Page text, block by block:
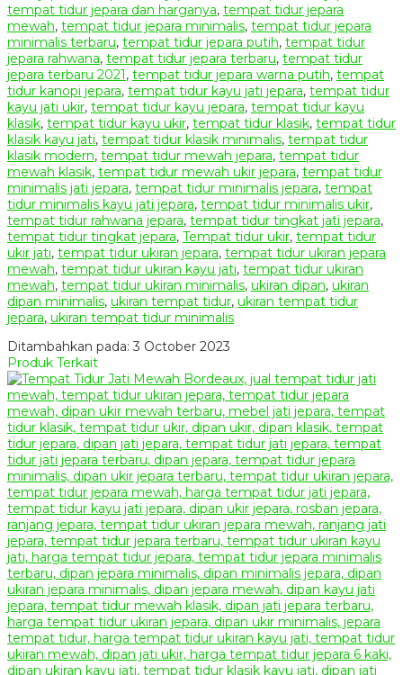
tempat tidur jepara dan harganya, tempat tidur jepara
mewah, tempat tidur jepara minimalis, tempat tidur jepara
minimalis terbaru, tempat tidur jepara putih, tempat tidur
jepara rahwana, tempat tidur jepara terbaru, tempat tidur
jepara terbaru 2021 , tempat tidur jepara warna putih, tempat
tidur kanopi jepara, tempat tidur kayu jati jepara, tempat tidur
kayu jati ukir, tempat tidur kayu jepara, tempat tidur kayu
klasik, tempat tidur kayu ukir, tempat tidur klasik, tempat tidur
klasik kayu jati, tempat tidur klasik minimalis, tempat tidur
klasik modern, tempat tidur mewah jepara, tempat tidur
mewah klasik, tempat tidur mewah ukir jepara, tempat tidur
minimalis jati jepara, tempat tidur minimalis jepara, tempat
tidur minimalis kayu jati jepara, tempat tidur minimalis ukir,
tempat tidur rahwana jepara, tempat tidur tingkat jati jepara,
tempat tidur tingkat jepara, Tempat tidur ukir, tempat tidur
ukir jati, tempat tidur ukiran jepara, tempat tidur ukiran jepara
mewah, tempat tidur ukiran kayu jati, tempat tidur ukiran
mewah, tempat tidur ukiran minimalis, ukiran dipan, ukiran
dipan minimalis, ukiran tempat tidur, ukiran tempat tidur
jepara, ukiran tempat tidur minimalis
Ditambahkan pada: 3 October 2023
Produk Terkait